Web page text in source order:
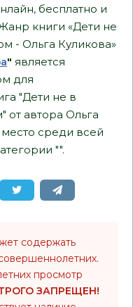
бесплатно и
книги «Дети не
- Ольга Куликова»
" является
для
"Дети не в
автора Ольга
среди всей
"".
содержать
просмотр
ЗАПРЕЩЕН!